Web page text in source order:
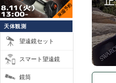
天体観測
望遠鏡セット
スマート望遠鏡
鏡筒